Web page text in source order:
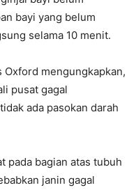
bayi yang belum
selama 10 menit.
mengungkapkan,
pusat gagal
ada pasokan darah
pada bagian atas tubuh
janin gagal